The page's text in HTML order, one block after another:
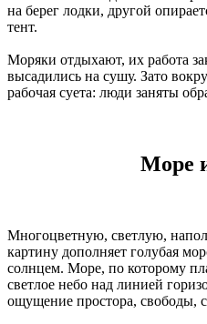
на берег лодки, другой
тент.
Моряки отдыхают, их работа
высадились на сушу. Зато
рабочая суета: люди заняты
Море
Многоцветную, светлую,
картину дополняет голубая
солнцем. Море, по которому
светлое небо над линией
ощущение простора, свободы,